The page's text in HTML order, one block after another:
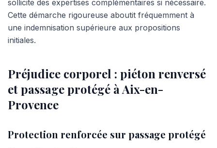
sollicite des expertises complémentaires si nécessaire.
Cette démarche rigoureuse aboutit fréquemment à
une indemnisation supérieure aux propositions
initiales.
Préjudice corporel : piéton renversé
et passage protégé à Aix-en-
Provence
Protection renforcée sur passage protégé